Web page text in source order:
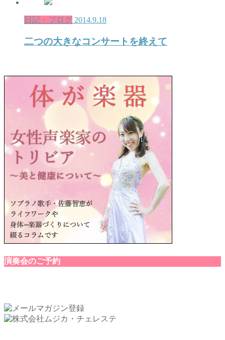
日記・ブログ 2014.9.18
二つの大きなコンサートを終えて
演奏会のご予約